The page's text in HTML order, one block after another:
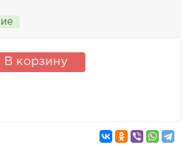
В корзину